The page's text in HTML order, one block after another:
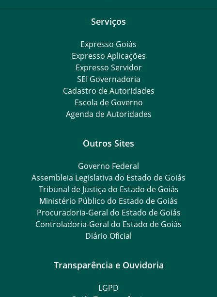
Serviços
Expresso Goiás
Expresso Aplicações
Expresso Servidor
SEI Governadoria
Cadastro de Autoridades
Escola de Governo
Agenda de Autoridades
Outros Sites
Governo Federal
Assembleia Legislativa do Estado de Goiás
Tribunal de Justiça do Estado de Goiás
Ministério Público do Estado de Goiás
Procuradoria-Geral do Estado de Goiás
Controladoria-Geral do Estado de Goiás
Diário Oficial
Transparência e Ouvidoria
LGPD